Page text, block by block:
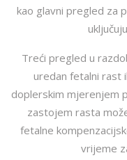
kao glavni pregled za
Treći pregled u
uredan fetalni rast
doplerskim mjerenjem
zastojem rasta
fetalne
vrijeme